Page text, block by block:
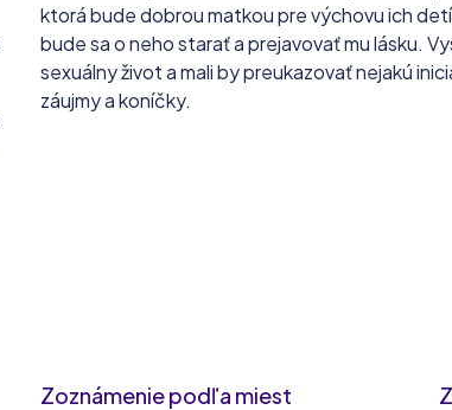
ktorá bude dobrou matkou pre výchovu ich
bude sa o neho starať a prejavovať mu lásku.
sexuálny život a mali by preukazovať nejakú
záujmy a koníčky.
Zoznámenie podľa miest